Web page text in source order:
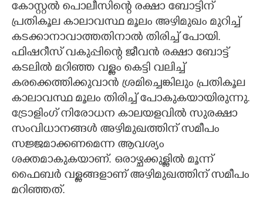
കോസ്റ്റൽ പൊലീസിന്റെ രക്ഷാ ബോട്ടിന്
പ്രതികൂല കാലാവസ്ഥ മൂലം അഴിമുഖം മുറിച്ച്
കടക്കാനാവാത്തതിനാൽ തിരിച്ച് പോയി.
ഫിഷറീസ് വകുപ്പിന്റെ ജീവൻ രക്ഷാ ബോട്ട്
കടലിൽ മറിഞ്ഞ വള്ളം കെട്ടി വലിച്ച്
കരക്കെത്തിക്കുവാൻ ശ്രമിച്ചെങ്കിലും പ്രതികൂല
കാലാവസ്ഥ മൂലം തിരിച്ച് പോകുകയായിരുന്നു.
ട്രോളിംഗ് നിരോധന കാലയളവിൽ സുരക്ഷാ
സംവിധാനങ്ങൾ അഴിമുഖത്തിന് സമീപം
സജ്ജമാക്കണമെന്ന ആവശ്യം
ശക്തമാകുകയാണ്. ഒരാഴ്ചക്കുള്ളിൽ മൂന്ന്
ഫൈബർ വള്ളങ്ങളാണ് അഴിമുഖത്തിന് സമീപം
മറിഞ്ഞത്.